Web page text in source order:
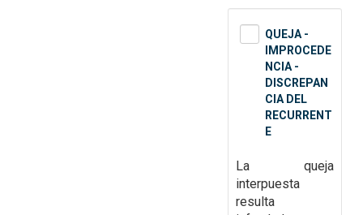
QUEJA -
IMPROCEDE
NCIA -
DISCREPAN
CIA DEL
RECURRENT
E
La queja
interpuesta
resulta